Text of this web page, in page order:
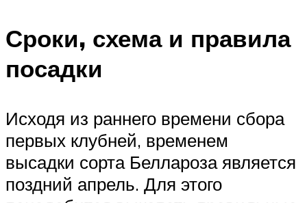
Сроки, схема и правила
посадки
Исходя из раннего времени сбора
первых клубней, временем
высадки сорта Беллароза является
поздний апрель. Для этого